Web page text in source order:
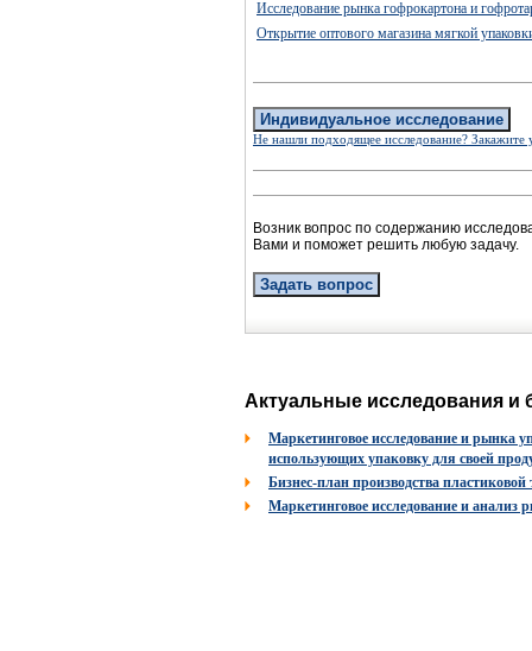
Исследование рынка гофрокартона и
Открытие оптового магазина мягкой
Индивидуальное исследование
Не нашли подходящее исследование? Закажите
Возник вопрос по содержанию
Вами и поможет решить любую задачу.
Задать вопрос
Актуальные исследования и
Маркетинговое исследование и рынка
использующих упаковку для своей
Бизнес-план производства
Маркетинговое исследование и анализ